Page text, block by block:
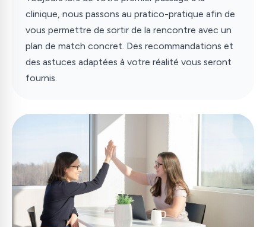
clinique, nous passons au pratico-pratique afin de
vous permettre de sortir de la rencontre avec un
plan de match concret. Des recommandations et
des astuces adaptées à votre réalité vous seront
fournis.